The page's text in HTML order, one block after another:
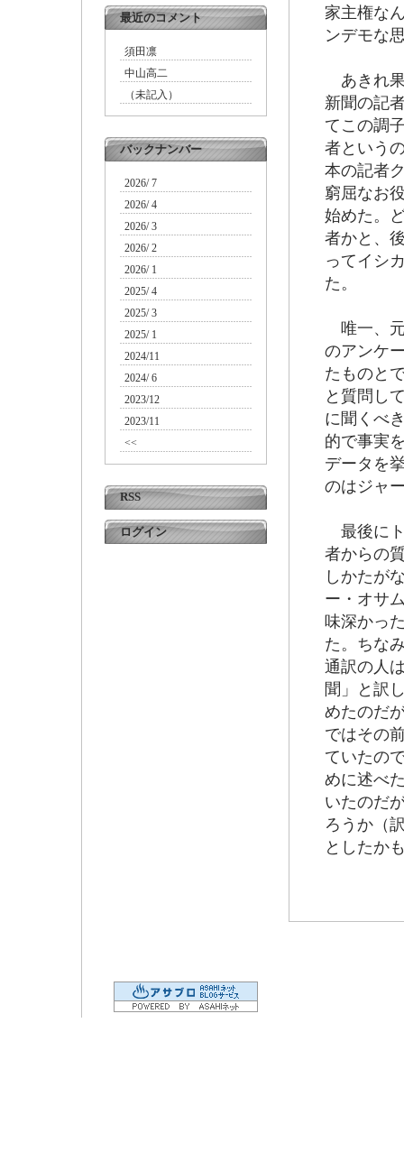
最近のコメント
須田凛
中山高二
（未記入）
バックナンバー
2026/ 7
2026/ 4
2026/ 3
2026/ 2
2026/ 1
2025/ 4
2025/ 3
2025/ 1
2024/11
2024/ 6
2023/12
2023/11
<<
RSS
ログイン
家主権な
ンデモな
あきれ
新聞の記
てこの調
者という
本の記者
窮屈なお
始めた。
者かと、
ってイシ
た。
唯一、元
のアンケ
たものと
と質問し
に聞くべ
的で事実
データを
のはジャ
最後に
者からの
しかたが
ー・オサ
味深かっ
た。ちな
通訳の人
聞」と訳
めたのだ
ではその
ていたの
めに述べ
いたのだ
ろうか（
としたか